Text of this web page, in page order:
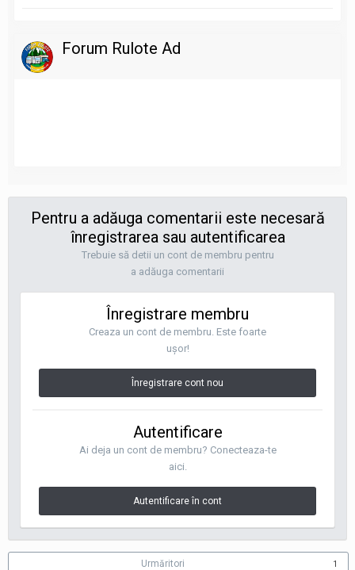
Forum Rulote Ad
Pentru a adăuga comentarii este necesară
înregistrarea sau autentificarea
Trebuie să detii un cont de membru pentru
a adăuga comentarii
Înregistrare membru
Creaza un cont de membru. Este foarte
uşor!
Înregistrare cont nou
Autentificare
Ai deja un cont de membru? Conecteaza-te
aici.
Autentificare în cont
Urmăritori 1